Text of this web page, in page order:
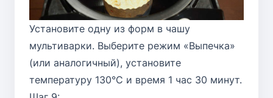
Установите одну из форм в чашу
мультиварки. Выберите режим «Выпечка»
(или аналогичный), установите
температуру 130°C и время 1 час 30 минут.